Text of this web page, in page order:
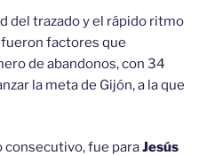
del trazado y el rápido ritmo
factores que
de abandonos, con 34
la meta de Gijón, a la que
consecutivo, fue paraJesús